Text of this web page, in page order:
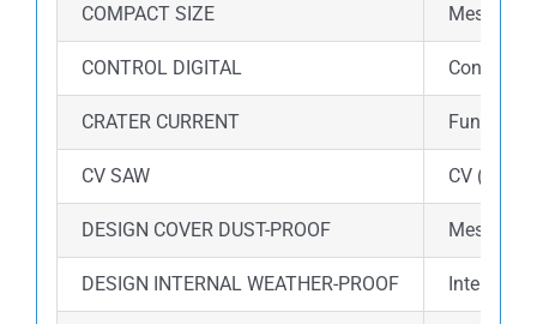
COMPACT SIZE Mesin las
CONTROL DIGITAL Control
CRATER CURRENT Fungsi
CV SAW CV
DESIGN COVER DUST-PROOF Mesin
DESIGN INTERNAL WEATHER-PROOF Internal